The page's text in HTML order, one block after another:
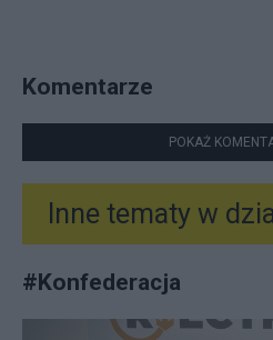
Komentarze
POKAŻ
Inne tematy w
#Konfederacja